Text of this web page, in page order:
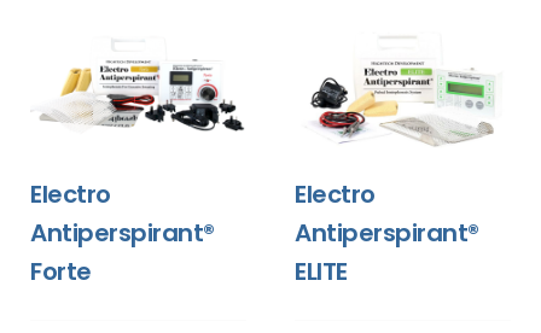
Electro
Antiperspirant®
Forte
Electro
Antiperspirant®
ELITE